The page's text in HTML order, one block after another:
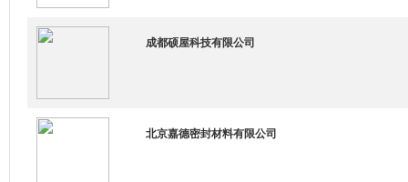
成都硕屋科技有限公司
北京嘉德密封材料有限公司